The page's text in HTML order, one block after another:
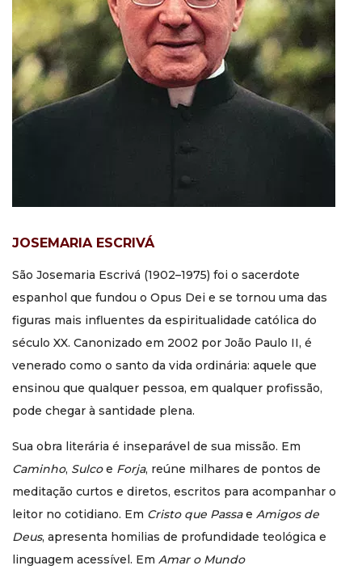
JOSEMARIA ESCRIVÁ
São Josemaria Escrivá (1902–1975) foi o sacerdote
espanhol que fundou o Opus Dei e se tornou uma das
figuras mais influentes da espiritualidade católica do
século XX. Canonizado em 2002 por João Paulo II, é
venerado como o santo da vida ordinária: aquele que
ensinou que qualquer pessoa, em qualquer profissão,
pode chegar à santidade plena.
Sua obra literária é inseparável de sua missão. Em
Caminho, Sulcoe Forja, reúne milhares de pontos de
meditação curtos e diretos, escritos para acompanhar o
leitor no cotidiano. Em Cristo que Passae Amigos de
Deus, apresenta homilias de profundidade teológica e
linguagem acessível. Em Amar o Mundo